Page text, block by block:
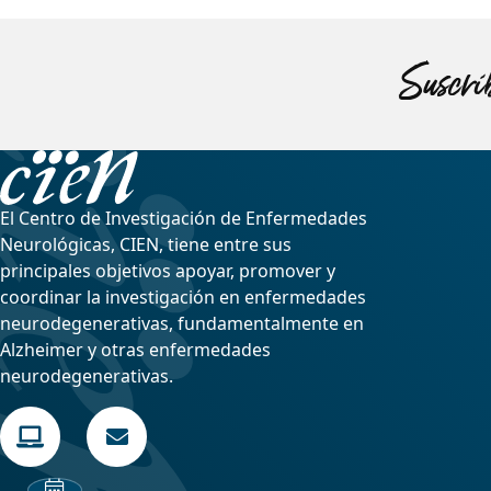
El Centro de Investigación de Enfermedades
Neurológicas, CIEN, tiene entre sus
principales objetivos apoyar, promover y
coordinar la investigación en enfermedades
neurodegenerativas, fundamentalmente en
Alzheimer y otras enfermedades
neurodegenerativas.